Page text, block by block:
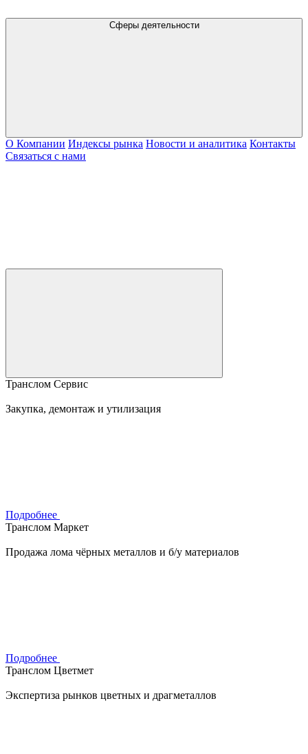
Сферы деятельности
О Компании Индексы рынка Новости и аналитика Контакты
Связаться с нами
Транслом Сервис
Закупка, демонтаж и утилизация
Подробнее
Транслом Маркет
Продажа лома чёрных металлов и б/у материалов
Подробнее
Транслом Цветмет
Экспертиза рынков цветных и драгметаллов